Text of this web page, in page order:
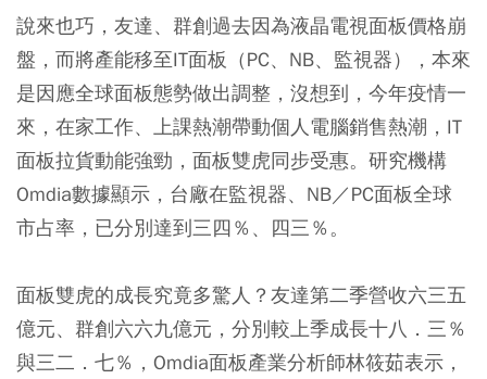
說來也巧，友達、群創過去因為液晶電視面板價格崩
盤，而將產能移至IT面板（PC、NB、監視器），本來
是因應全球面板態勢做出調整，沒想到，今年疫情一
來，在家工作、上課熱潮帶動個人電腦銷售熱潮，IT
面板拉貨動能強勁，面板雙虎同步受惠。研究機構
Omdia數據顯示，台廠在監視器、NB／PC面板全球
市占率，已分別達到三四％、四三％。
面板雙虎的成長究竟多驚人？友達第二季營收六三五
億元、群創六六九億元，分別較上季成長十八．三％
與三二．七％，Omdia面板產業分析師林筱茹表示，